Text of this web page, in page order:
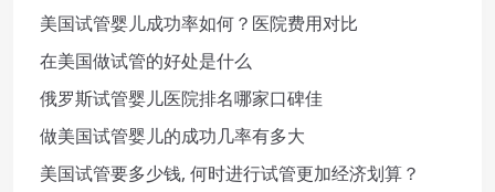
美国试管婴儿成功率如何？医院费用对比
在美国做试管的好处是什么
俄罗斯试管婴儿医院排名哪家口碑佳
做美国试管婴儿的成功几率有多大
美国试管要多少钱, 何时进行试管更加经济划算？